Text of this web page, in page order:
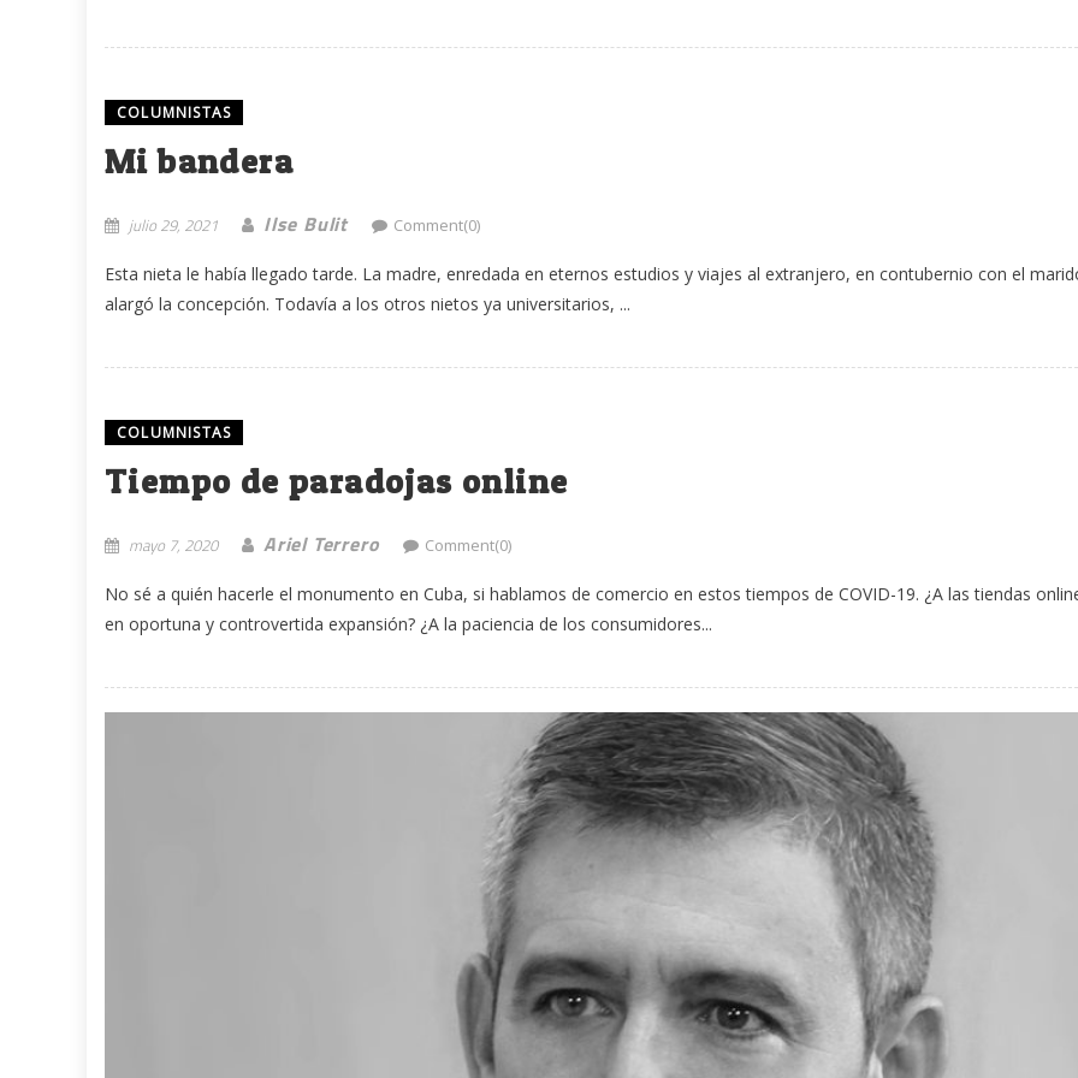
COLUMNISTAS
Mi bandera
julio 29, 2021 Ilse Bulit Comment(0)
Esta nieta le había llegado tarde. La madre, enredada en eternos estudios y viajes al extranjero, en contubernio con el
alargó la concepción. Todavía a los otros nietos ya universitarios, ...
COLUMNISTAS
Tiempo de paradojas online
mayo 7, 2020 Ariel Terrero Comment(0)
No sé a quién hacerle el monumento en Cuba, si hablamos de comercio en estos tiempos de COVID-19. ¿A las tiendas
en oportuna y controvertida expansión? ¿A la paciencia de los consumidores...